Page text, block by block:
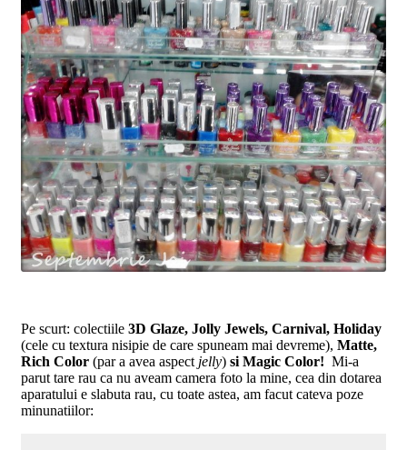
Pe scurt: colectiile 3D Glaze, Jolly Jewels, Carnival, Holiday
(cele cu textura nisipie de care spuneam mai devreme), Matte,
Rich Color (par a avea aspect jelly) si Magic Color! Mi-a
parut tare rau ca nu aveam camera foto la mine, cea din dotarea
aparatului e slabuta rau, cu toate astea, am facut cateva poze
minunatiilor: